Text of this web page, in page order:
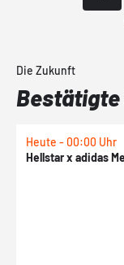
Die Zukunft
Bestätigte
Heute - 00:00 Uhr
Hellstar x adidas